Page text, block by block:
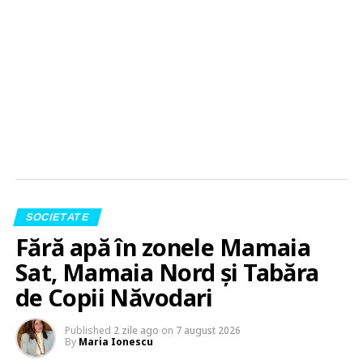
SOCIETATE
Fără apă în zonele Mamaia
Sat, Mamaia Nord și Tabăra
de Copii Năvodari
Published 2 zile ago on 7 august 2026
By Maria Ionescu